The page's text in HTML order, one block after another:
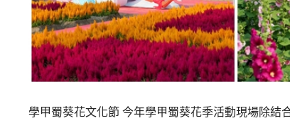
學甲蜀葵花文化節 今年學甲蜀葵花季活動現場除